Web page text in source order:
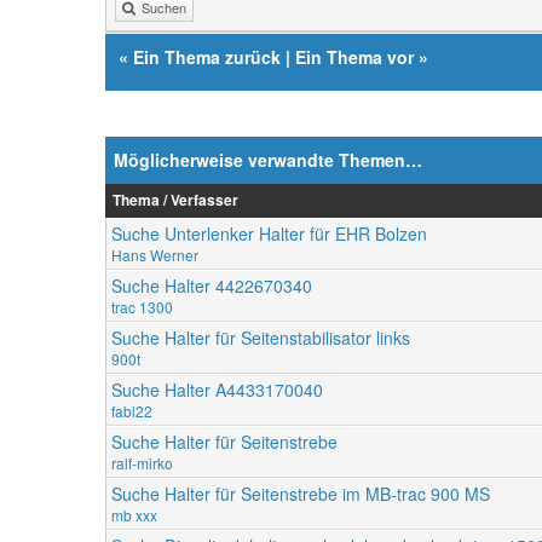
Suchen
« Ein Thema zurück | Ein Thema vor»
Möglicherweise verwandte Themen…
Thema / Verfasser
Suche Unterlenker Halter für EHR Bolzen
Hans Werner
Suche Halter 4422670340
trac 1300
Suche Halter für Seitenstabilisator links
900t
Suche Halter A4433170040
fabi22
Suche Halter für Seitenstrebe
ralf-mirko
Suche Halter für Seitenstrebe im MB-trac 900 MS
mb xxx